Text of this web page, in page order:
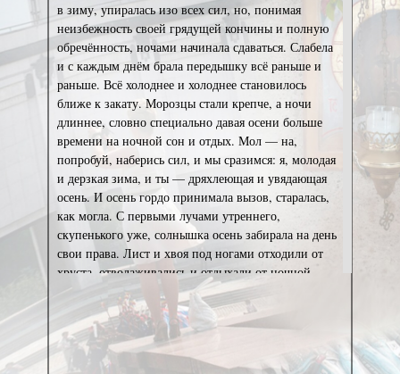
в зиму, упиралась изо всех сил, но, понимая
неизбежность своей грядущей кончины и полную
обречённость, ночами начинала сдаваться. Слабела
и с каждым днём брала передышку всё раньше и
раньше. Всё холоднее и холоднее становилось
ближе к закату. Морозцы стали крепче, а ночи
длиннее, словно специально давая осени больше
времени на ночной сон и отдых. Мол — на,
попробуй, наберись сил, и мы сразимся: я, молодая
и дерзкая зима, и ты — дряхлеющая и увядающая
осень. И осень гордо принимала вызов, старалась,
как могла. С первыми лучами утреннего,
скупенького уже, солнышка осень забирала на день
свои права. Лист и хвоя под ногами отходили от
хруста, отволаживались и отдыхали от ночной
судороги и скованности. Осень прихорашивалась и
опять начинала верить в свои силы и красоту. Но
той былой багряности и жгучей рыжины уже не
было. Не было роскошной яркой дури, огня… Это
было уже даже и не бабье лето, осень сдавалась,